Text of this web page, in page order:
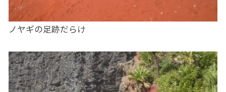
ノヤギの足跡だらけ